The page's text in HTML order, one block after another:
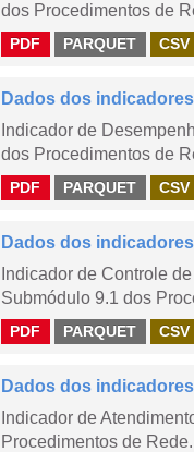
dos Procedimentos de
PDF PARQUET CSV
Dados dos
Indicador de
dos Procedimentos de
PDF PARQUET CSV
Dados dos
Indicador de Controle
Submódulo 9.1 dos
PDF PARQUET CSV
Dados dos
Indicador de
Procedimentos de